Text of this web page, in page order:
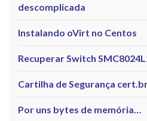
descomplicada
Instalando oVirt no Centos
Recuperar Switch
Cartilha de Segurança
Por uns bytes de memória…